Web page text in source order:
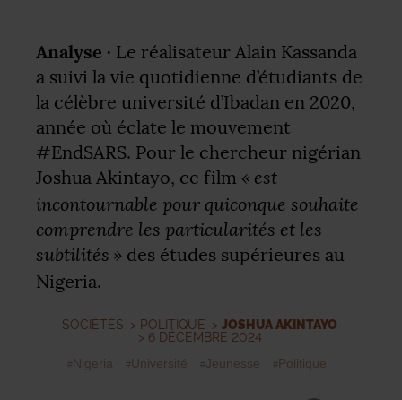
Analyse · Le réalisateur Alain Kassanda
a suivi la vie quotidienne d’étudiants de
la célèbre université d’Ibadan en 2020,
année où éclate le mouvement
#EndSARS. Pour le chercheur nigérian
Joshua Akintayo, ce film « est
incontournable pour quiconque souhaite
comprendre les particularités et les
subtilités » des études supérieures au
Nigeria.
SOCIÉTÉS > POLITIQUE > JOSHUA AKINTAYO
> 6 DÉCEMBRE 2024
Nigeria Université Jeunesse Politique